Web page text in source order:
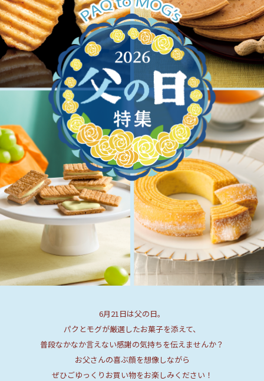
6月21日は父の日。
パクとモグが厳選したお菓子を添えて、
普段なかなか言えない感謝の気持ちを伝えませんか？
お父さんの喜ぶ顔を想像しながら
ぜひごゆっくりお買い物をお楽しみください！